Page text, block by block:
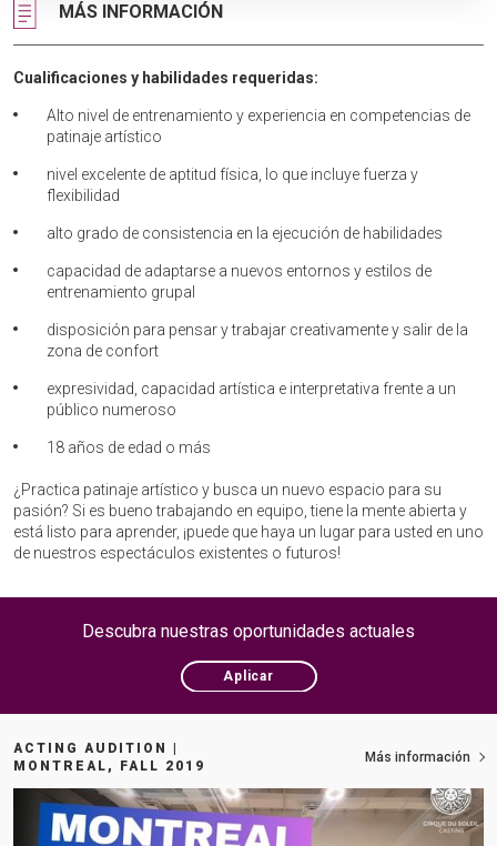
MÁS INFORMACIÓN
Cualificaciones y habilidades requeridas:
Alto nivel de entrenamiento y experiencia en competencias de
patinaje artístico
nivel excelente de aptitud física, lo que incluye fuerza y
flexibilidad
alto grado de consistencia en la ejecución de habilidades
capacidad de adaptarse a nuevos entornos y estilos de
entrenamiento grupal
disposición para pensar y trabajar creativamente y salir de la
zona de confort
expresividad, capacidad artística e interpretativa frente a un
público numeroso
18 años de edad o más
¿Practica patinaje artístico y busca un nuevo espacio para su
pasión? Si es bueno trabajando en equipo, tiene la mente abierta y
está listo para aprender, ¡puede que haya un lugar para usted en uno
de nuestros espectáculos existentes o futuros!
Descubra nuestras oportunidades actuales
Aplicar
ACTING AUDITION |
MONTREAL, FALL 2019
Más información